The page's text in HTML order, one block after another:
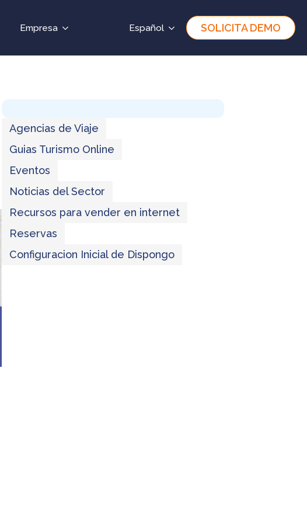
Empresa Español SOLICITA DEMO
Agencias de Viaje
Guias Turismo Online
Eventos
Noticias del Sector
Recursos para vender en internet
Reservas
Configuracion Inicial de Dispongo